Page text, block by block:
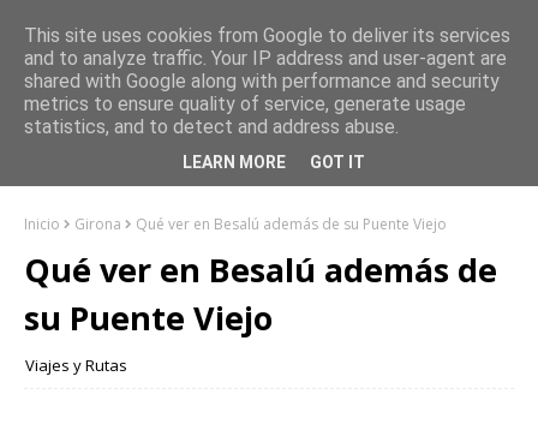
Inicio Girona Qué ver en Besalú además de su Puente Viejo
Qué ver en Besalú además de
su Puente Viejo
Viajes y Rutas
This site uses cookies from Google to deliver its services
and to analyze traffic. Your IP address and user-agent are
shared with Google along with performance and security
metrics to ensure quality of service, generate usage
statistics, and to detect and address abuse.
LEARN MORE GOT IT